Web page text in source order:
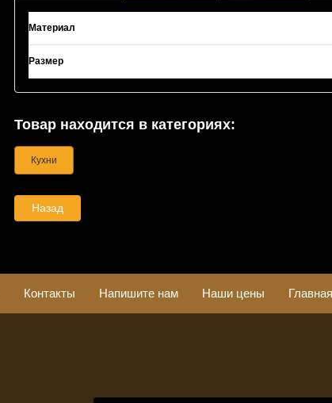
Материал
Размер
Товар находится в категориях:
Кухни
Назад
Контакты Напишите нам Наши цены Главная